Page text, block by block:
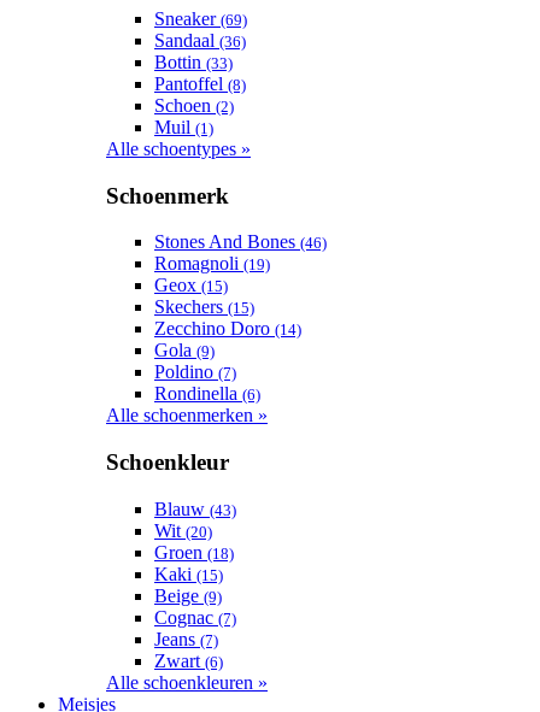
Sneaker (69)
Sandaal (36)
Bottin (33)
Pantoffel (8)
Schoen (2)
Muil (1)
Alle schoentypes »
Schoenmerk
Stones And Bones (46)
Romagnoli (19)
Geox (15)
Skechers (15)
Zecchino Doro (14)
Gola (9)
Poldino (7)
Rondinella (6)
Alle schoenmerken »
Schoenkleur
Blauw (43)
Wit (20)
Groen (18)
Kaki (15)
Beige (9)
Cognac (7)
Jeans (7)
Zwart (6)
Alle schoenkleuren »
Meisjes